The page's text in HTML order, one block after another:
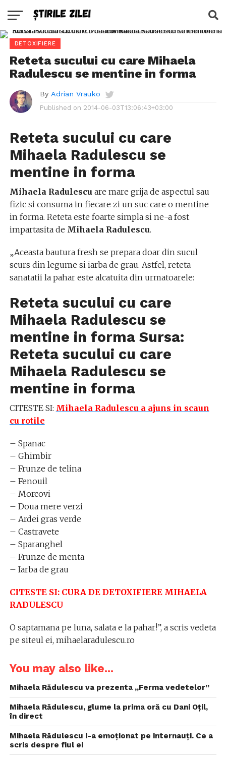
DETOXIFIERE
Reteta sucului cu care Mihaela
Radulescu se mentine in forma
By Adrian Vrauko
Published on 2014-06-03T13:06:43+03:00
Reteta sucului cu care
Mihaela Radulescu se
mentine in forma
Mihaela Radulescuare mare grija de aspectul sau
fizic si consuma in fiecare zi un suc care o mentine
in forma. Reteta este foarte simpla si ne-a fost
impartasita de Mihaela Radulescu.
„Aceasta bautura fresh se prepara doar din sucul
scurs din legume si iarba de grau. Astfel, reteta
sanatatii la pahar este alcatuita din urmatoarele:
Reteta sucului cu care
Mihaela Radulescu se
mentine in forma Sursa:
Reteta sucului cu care
Mihaela Radulescu se
mentine in forma
CITESTE SI: Mihaela Radulescu a ajuns in scaun
cu rotile
– Spanac
– Ghimbir
– Frunze de telina
– Fenouil
– Morcovi
– Doua mere verzi
– Ardei gras verde
– Castravete
– Sparanghel
– Frunze de menta
– Iarba de grau
CITESTE SI: CURA DE DETOXIFIERE MIHAELA
RADULESCU
O saptamana pe luna, salata e la pahar!”, a scris vedeta
pe siteul ei, mihaelaradulescu.ro
You may also like...
Mihaela Rădulescu va prezenta „Ferma vedetelor”
Mihaela Rădulescu, glume la prima oră cu Dani Oțil,
în direct
Mihaela Rădulescu i-a emoționat pe internauți. Ce a
scris despre fiul ei